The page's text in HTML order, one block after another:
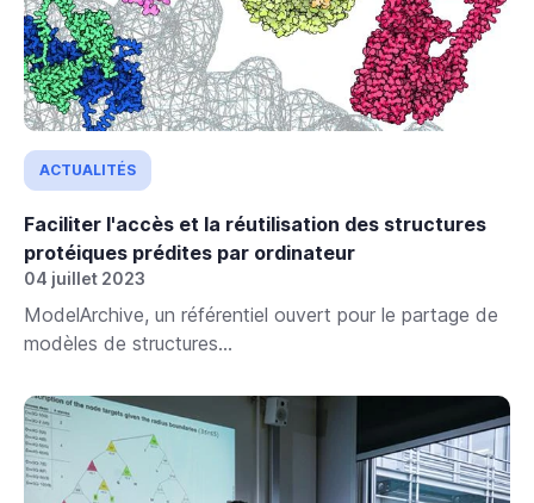
ACTUALITÉS
Faciliter l'accès et la réutilisation des structures
protéiques prédites par ordinateur
04 juillet 2023
ModelArchive, un référentiel ouvert pour le partage de
modèles de structures...